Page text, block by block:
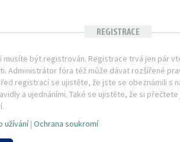
REGISTRACE
musíte být registrován. Registrace trvá jen pár
Administrátor fóra též může dávat rozšířené
registrací se ujistěte, že jste se obeznámili s
a ujednáními. Také se ujistěte, že si
užívání| Ochrana soukromí